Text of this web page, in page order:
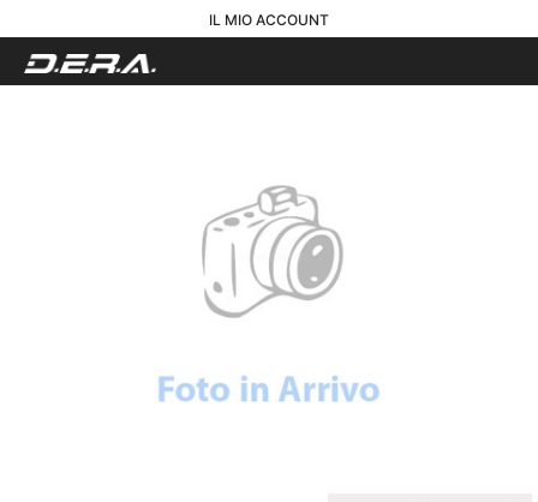
IL MIO ACCOUNT